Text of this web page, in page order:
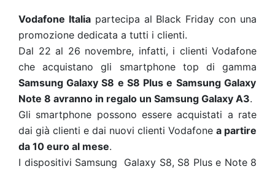
Vodafone Italiapartecipa al Black Friday con una
promozione dedicata a tutti i clienti.
Dal 22 al 26 novembre, infatti, i clienti Vodafone
che acquistano gli smartphone top di gamma
Samsung Galaxy S8 e S8 Plus e Samsung Galaxy
Note 8 avranno in regalo un Samsung Galaxy A3.
Gli smartphone possono essere acquistati a rate
dai già clienti e dai nuovi clienti Vodafone a partire
da 10 euro al mese.
I dispositivi Samsung Galaxy S8, S8 Plus e Note 8